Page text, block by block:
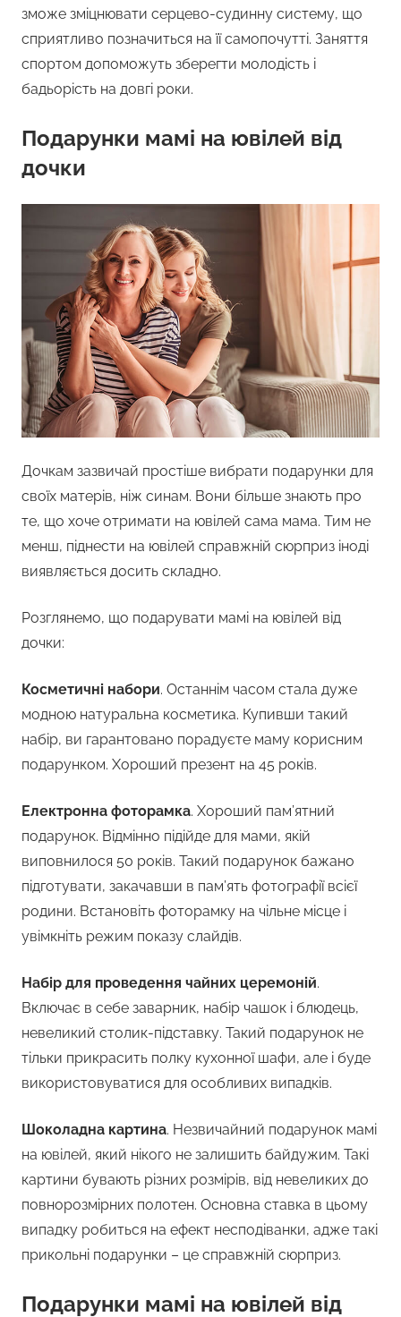
зможе зміцнювати серцево-судинну систему, що
сприятливо позначиться на її самопочутті. Заняття
спортом допоможуть зберегти молодість і
бадьорість на довгі роки.
Подарунки мамі на ювілей від
дочки
Дочкам зазвичай простіше вибрати подарунки для
своїх матерів, ніж синам. Вони більше знають про
те, що хоче отримати на ювілей сама мама. Тим не
менш, піднести на ювілей справжній сюрприз іноді
виявляється досить складно.
Розглянемо, що подарувати мамі на ювілей від
дочки:
Косметичні набори. Останнім часом стала дуже
модною натуральна косметика. Купивши такий
набір, ви гарантовано порадуєте маму корисним
подарунком. Хороший презент на 45 років.
Електронна фоторамка. Хороший пам’ятний
подарунок. Відмінно підійде для мами, якій
виповнилося 50 років. Такий подарунок бажано
підготувати, закачавши в пам’ять фотографії всієї
родини. Встановіть фоторамку на чільне місце і
увімкніть режим показу слайдів.
Набір для проведення чайних церемоній.
Включає в себе заварник, набір чашок і блюдець,
невеликий столик-підставку. Такий подарунок не
тільки прикрасить полку кухонної шафи, але і буде
використовуватися для особливих випадків.
Шоколадна картина. Незвичайний подарунок мамі
на ювілей, який нікого не залишить байдужим. Такі
картини бувають різних розмірів, від невеликих до
повнорозмірних полотен. Основна ставка в цьому
випадку робиться на ефект несподіванки, адже такі
прикольні подарунки – це справжній сюрприз.
Подарунки мамі на ювілей від